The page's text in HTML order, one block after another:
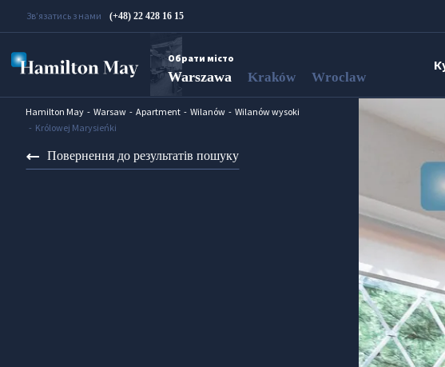
Зв’язатись з нами (+48) 22 428 16 15
Обрати місто
Warszawa Kraków Wroclaw
Hamilton May Warsaw Apartment Wilanów
Wilanów wysoki
Królowej Marysieńki
Повернення до результатів пошуку